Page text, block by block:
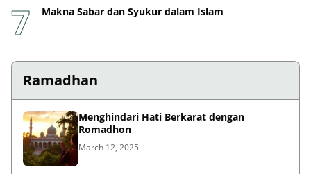
Makna Sabar dan Syukur dalam Islam
Ramadhan
Menghindari Hati Berkarat dengan
Romadhon
March 12, 2025